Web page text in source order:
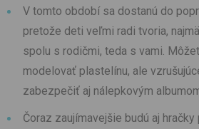
V tomto období sa dostanú do
pretože deti veľmi radi tvoria,
spolu s rodičmi, teda s vami.
modelovať plastelínu, ale
zabezpečiť aj nálepkovým
Čoraz zaujímavejšie budú aj